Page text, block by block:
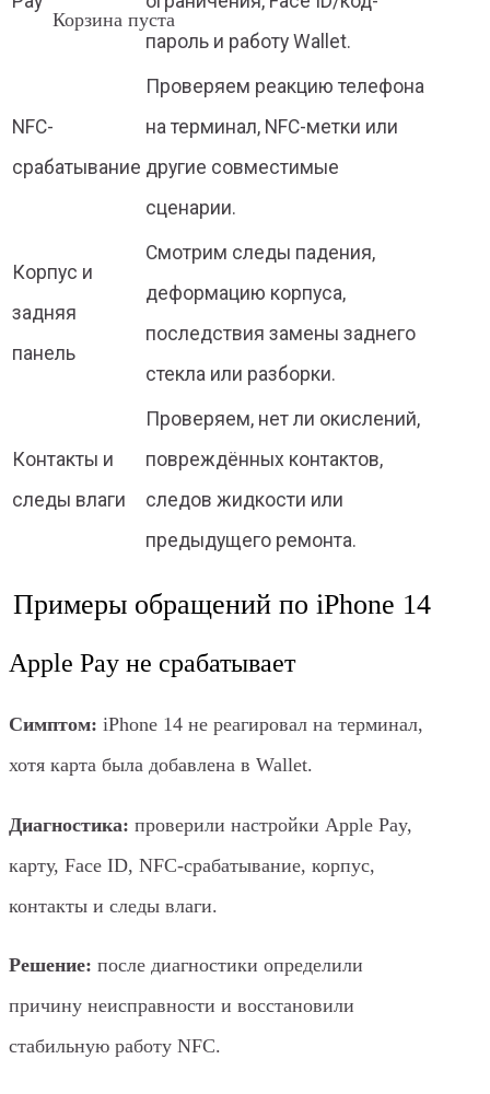
Корзина пуста
пароль и работу Wallet.
NFC-
срабатывание
Проверяем реакцию телефона
на терминал, NFC-метки или
другие совместимые
сценарии.
Корпус и
задняя
панель
Смотрим следы падения,
деформацию корпуса,
последствия замены заднего
стекла или разборки.
Контакты и
следы влаги
Проверяем, нет ли окислений,
повреждённых контактов,
следов жидкости или
предыдущего ремонта.
Примеры обращений по iPhone 14
Apple Pay не срабатывает
Симптом: iPhone 14 не реагировал на терминал,
хотя карта была добавлена в Wallet.
Диагностика: проверили настройки Apple Pay,
карту, Face ID, NFC-срабатывание, корпус,
контакты и следы влаги.
Решение: после диагностики определили
причину неисправности и восстановили
стабильную работу NFC.